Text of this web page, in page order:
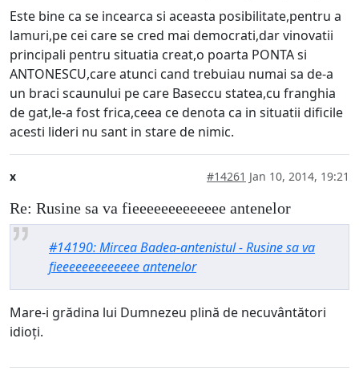
Este bine ca se incearca si aceasta posibilitate,pentru a
lamuri,pe cei care se cred mai democrati,dar vinovatii
principali pentru situatia creat,o poarta PONTA si
ANTONESCU,care atunci cand trebuiau numai sa de-a
un braci scaunului pe care Baseccu statea,cu franghia
de gat,le-a fost frica,ceea ce denota ca in situatii dificile
acesti lideri nu sant in stare de nimic.
x #14261 Jan 10, 2014, 19:21
Re: Rusine sa va fieeeeeeeeeeeee antenelor
#14190: Mircea Badea-antenistul - Rusine sa va
fieeeeeeeeeeeee antenelor
Mare-i grădina lui Dumnezeu plină de necuvântători
idioți.